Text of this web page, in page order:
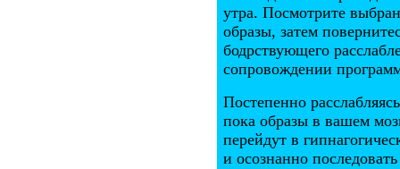
утра. Посмотрите
образы, затем
бодрствующего
сопровождении
Постепенно
пока образы в вашем
перейдут в
и осознанно